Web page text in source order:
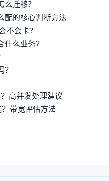
迁移？
配的核心判断方法
不会卡？
什么业务？
高并发处理建议
带宽评估方法